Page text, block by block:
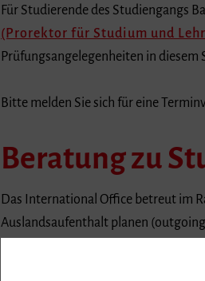
Für Studierende des Studiengangs
(Prorektor für Studium und
Prüfungsangelegenheiten in diesem
Bitte melden Sie sich für eine
Beratung zu
Das International Office betreut im
Auslandsaufenthalt planen